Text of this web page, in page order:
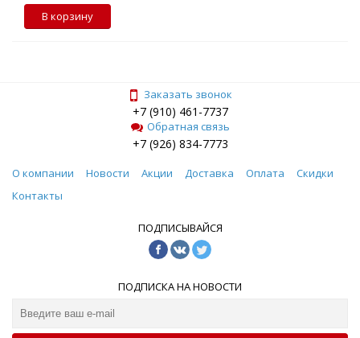
В корзину
Заказать звонок
+7 (910) 461-7737
Обратная связь
+7 (926) 834-7773
О компании Новости Акции Доставка Оплата
Скидки
Контакты
ПОДПИСЫВАЙСЯ
ПОДПИСКА НА НОВОСТИ